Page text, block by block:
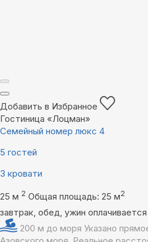
Добавить в Избранное
Гостиница «Лоцман»
Семейный номер люкс 4
5 гостей
3 кровати
25 м 2 Общая площадь: 25 м2
завтрак, обед, ужин
200 м до моря Указано